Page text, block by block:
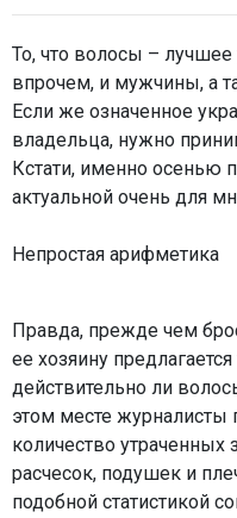
То, что волосы –
впрочем, и мужчины, а
Если же означенное
владельца, нужно
Кстати, именно осенью
актуальной очень для
Непростая арифметика
Правда, прежде чем
ее хозяину
действительно ли
этом месте журналисты
количество утраченных
расчесок, подушек и
подобной статистикой